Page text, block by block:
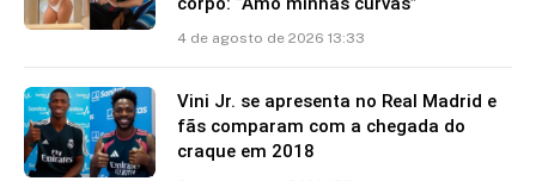
4 de agosto de 2026 13:33
Vini Jr. se apresenta no Real Madrid e
fãs comparam com a chegada do
craque em 2018